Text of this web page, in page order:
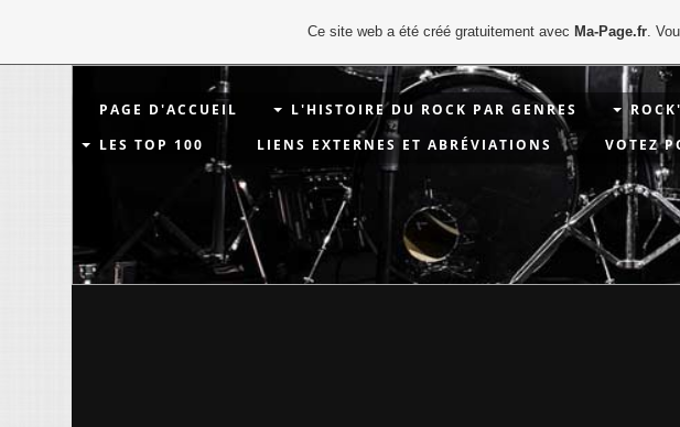
PAGE D'ACCUEIL L'HISTOIRE DU ROCK PAR GENRES
LES TOP 100
LIENS EXTERNES ET ABRÉVIATIONS VOTEZ
Ce site web a été créé gratuitement avec Ma-Page.fr.